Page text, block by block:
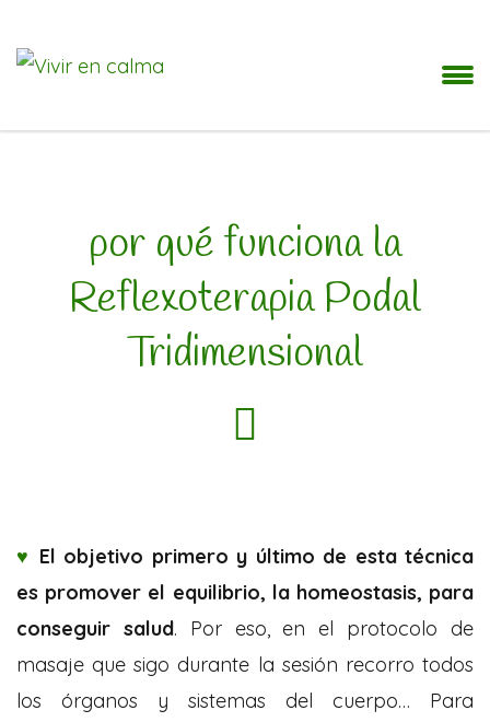
por qué funciona la
Reflexoterapia Podal
Tridimensional
♥ El objetivo primero y último de esta técnica
es promover el equilibrio, la homeostasis, para
conseguir salud. Por eso, en el protocolo de
masaje que sigo durante la sesión recorro todos
los órganos y sistemas del cuerpo… Para